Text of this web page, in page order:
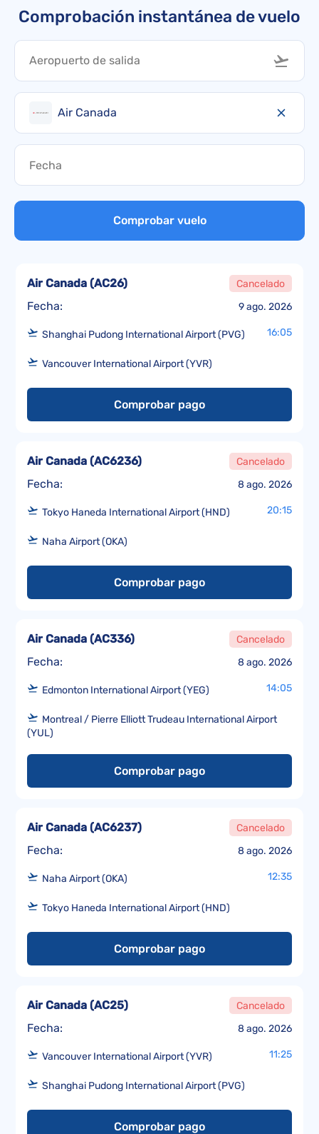
Comprobación instantánea de vuelo
Air Canada
Comprobar vuelo
Fecha: 9 ago. 2026
Air Canada (AC26) Cancelado
Shanghai Pudong International Airport (PVG) 16:05
Vancouver International Airport (YVR)
Comprobar pago
Fecha: 8 ago. 2026
Air Canada (AC6236) Cancelado
Tokyo Haneda International Airport (HND) 20:15
Naha Airport (OKA)
Comprobar pago
Fecha: 8 ago. 2026
Air Canada (AC336) Cancelado
Edmonton International Airport (YEG) 14:05
Montreal / Pierre Elliott Trudeau International Airport
(YUL)
Comprobar pago
Fecha: 8 ago. 2026
Air Canada (AC6237) Cancelado
Naha Airport (OKA) 12:35
Tokyo Haneda International Airport (HND)
Comprobar pago
Fecha: 8 ago. 2026
Air Canada (AC25) Cancelado
Vancouver International Airport (YVR) 11:25
Shanghai Pudong International Airport (PVG)
Comprobar pago